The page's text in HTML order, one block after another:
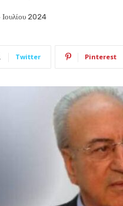
Ιουλίου 2024
Twitter Pinterest